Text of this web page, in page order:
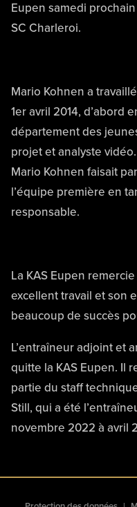
Eupen samedi
SC Charleroi.
Mario Kohnen a
1er avril 2014, d’abord
département des
projet et analyste
Mario Kohnen faisait
l’équipe première en
responsable.
La KAS Eupen
excellent travail et son
beaucoup de succès
L’entraîneur adjoint et
quitte la KAS Eupen. Il
partie du staff
Still, qui a été
novembre 2022 à avril